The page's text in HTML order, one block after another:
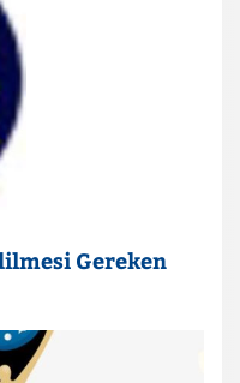
Gereken